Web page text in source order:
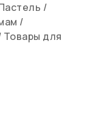
/
/
Товары для